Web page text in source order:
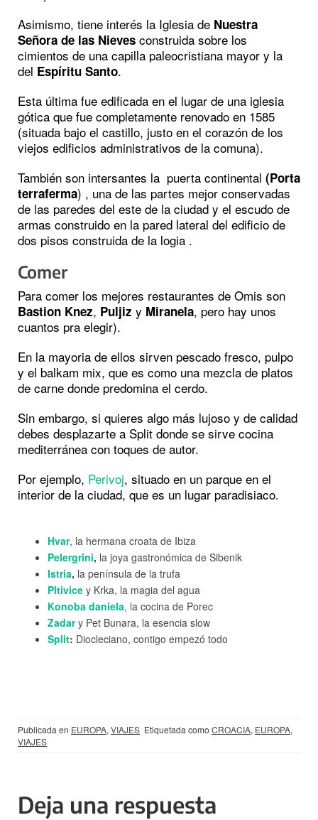
Asimismo, tiene interés la Iglesia de Nuestra
Señora de las Nieves construida sobre los
cimientos de una capilla paleocristiana mayor y la
del Espíritu Santo.
Esta última fue edificada en el lugar de una iglesia
gótica que fue completamente renovado en 1585
(situada bajo el castillo, justo en el corazón de los
viejos edificios administrativos de la comuna).
También son intersantes la puerta continental (Porta
terraferma) , una de las partes mejor conservadas
de las paredes del este de la ciudad y el escudo de
armas construido en la pared lateral del edificio de
dos pisos construida de la logia .
Comer
Para comer los mejores restaurantes de Omis son
Bastion Knez, Puljiz y Miranela, pero hay unos
cuantos pra elegir).
En la mayoria de ellos sirven pescado fresco, pulpo
y el balkam mix, que es como una mezcla de platos
de carne donde predomina el cerdo.
Sin embargo, si quieres algo más lujoso y de calidad
debes desplazarte a Split donde se sirve cocina
mediterránea con toques de autor.
Por ejemplo, Perivoj, situado en un parque en el
interior de la ciudad, que es un lugar paradisiaco.
Hvar, la hermana croata de Ibiza
Pelergrini, la joya gastronómica de Sibenik
Istria, la península de la trufa
Pltivice y Krka, la magia del agua
Konoba daniela, la cocina de Porec
Zadary Pet Bunara, la esencia slow
Split: Diocleciano, contigo empezó todo
Publicada en EUROPA, VIAJES Etiquetada como CROACIA, EUROPA,
VIAJES
Deja una respuesta